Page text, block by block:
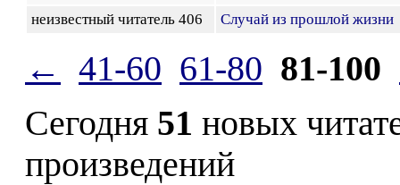
неизвестный читатель 406
Случай из прошлой жизни
← 41-60 61-80 81-100
Сегодня 51 новых
произведений